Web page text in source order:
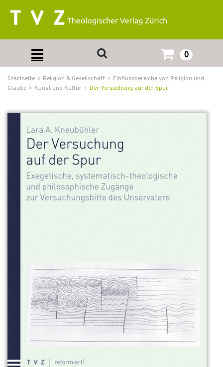
0
Startseite Religion & Gesellschaft
Einflussbereiche von Religion und
Glaube
Kunst und Kultur Der Versuchung auf der Spur